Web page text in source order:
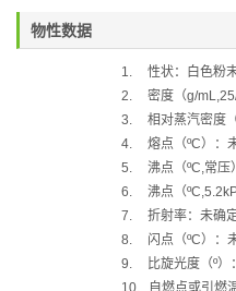
物性数据
1. 性状：
白色粉
2.
密度（g/
3.
相对蒸汽密度
4.
熔点（ºC）：
5.
沸点（ºC,常压
6.
沸点（
7.
折射率：未确
8.
闪点（ºC）：
9.
比旋光度（º）
10.
自燃点或引燃